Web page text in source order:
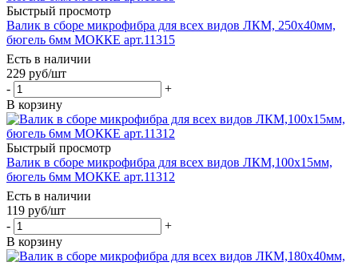
Быстрый просмотр
Валик в сборе микрофибра для всех видов ЛКМ, 250х40мм,
бюгель 6мм МОККЕ арт.11315
Есть в наличии
229 руб/шт
-
+
В корзину
Быстрый просмотр
Валик в сборе микрофибра для всех видов ЛКМ,100х15мм,
бюгель 6мм МОККЕ арт.11312
Есть в наличии
119 руб/шт
-
+
В корзину